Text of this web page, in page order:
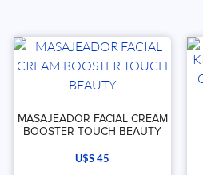
MASAJEADOR FACIAL CREAM
BOOSTER TOUCH BEAUTY
U$S45